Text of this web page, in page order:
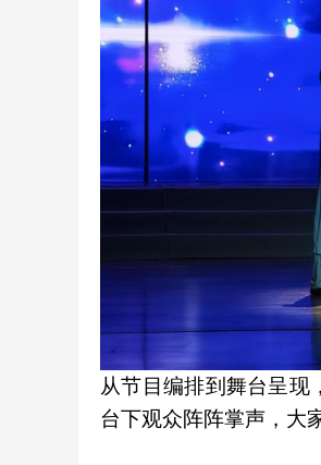
从节目编排到舞台呈现
台下观众阵阵掌声，大